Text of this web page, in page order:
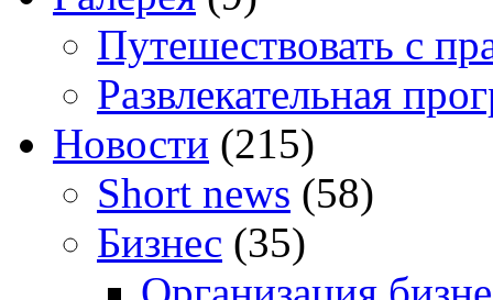
Путешествовать с
Развлекательная
Новости (215)
Short news (58)
Бизнес (35)